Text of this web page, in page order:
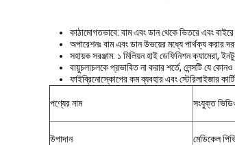
কাঠামোগতভাবে: বাম এবং ডান থেকে ভিতরে এবং
অপারেশনঃ বাম এবং ডান উভয়ের মধ্যে পার্থক্য করার
সহায়ক সরঞ্জাম: ১ মিলিয়ন হাই ডেফিনিশন ক্যামেরা,
বায়ুচলাচলকে প্রভাবিত না করার শর্তে, লেন্সটি যে
ফাইব্রিনোস্কোপের কম ব্যবহার এবং স্টেরিলাইজার
পণ্যের নাম সংযুক্ত
উপাদান মেডিকেল